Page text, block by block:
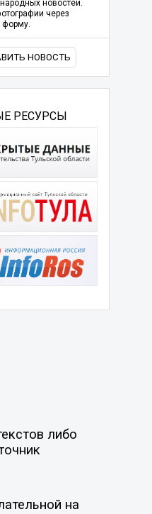
новостей.
через
форму.
НОВОСТЬ
РЕСУРСЫ
либо
на